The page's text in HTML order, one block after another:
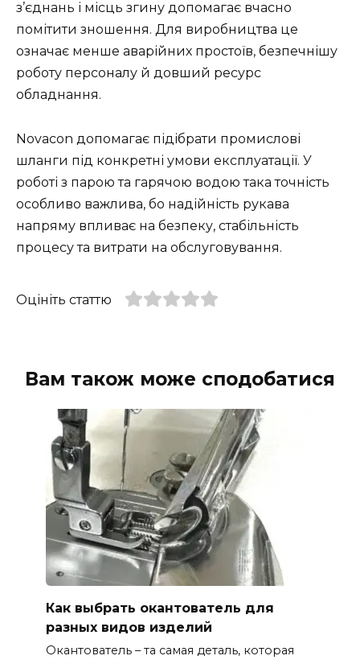
з’єднань і місць згину допомагає вчасно
помітити зношення. Для виробництва це
означає менше аварійних простоїв, безпечнішу
роботу персоналу й довший ресурс
обладнання.
Novacon допомагає підібрати промислові
шланги під конкретні умови експлуатації. У
роботі з парою та гарячою водою така точність
особливо важлива, бо надійність рукава
напряму впливає на безпеку, стабільність
процесу та витрати на обслуговування.
Оцініть статтю
Вам також може сподобатися
Как выбрать окантователь для
разных видов изделий
Окантователь – та самая деталь, которая